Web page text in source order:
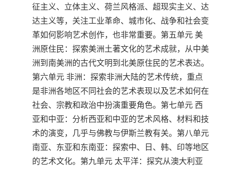
征主义、立体主义、荷兰风格派、超现实主义、达
达主义等，关注工业革命、城市化、战争和社会变
革如何影响艺术创作，也非常重要。第五单元 美
洲原住民：探索美洲土著文化的艺术成就，从中美
洲到南美洲的古代文明到北美原住民的艺术表达。
第六单元 非洲：探索非洲大陆的艺术传统，重点
是非洲各地区不同社会的艺术表现以及艺术如何在
社会、宗教和政治中扮演重要角色。第七单元 西
亚和中亚：分析西亚和中亚的艺术风格、材料和技
术的演变，几乎与佛教与伊斯兰教有关。第八单元
南亚、东亚和东南亚：探索中、日、韩、印等地区
的艺术文化。第九单元 太平洋：探究从澳大利亚